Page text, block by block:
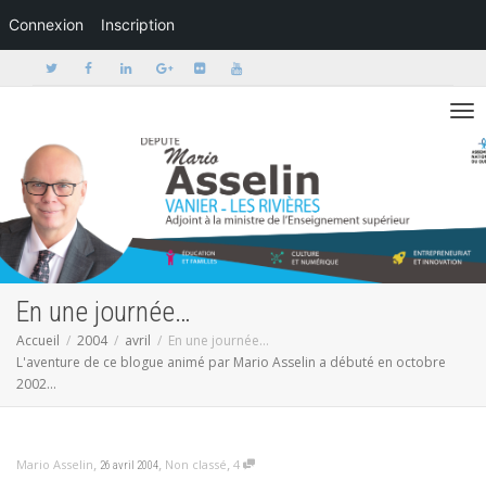
Connexion Inscription
Activer/
En une journée…
Accueil 2004 avril
En une journée…
L'aventure de ce blogue animé par Mario Asselin a débuté en octobre
2002...
Mario Asselin, 26 avril 2004, Non classé, 4